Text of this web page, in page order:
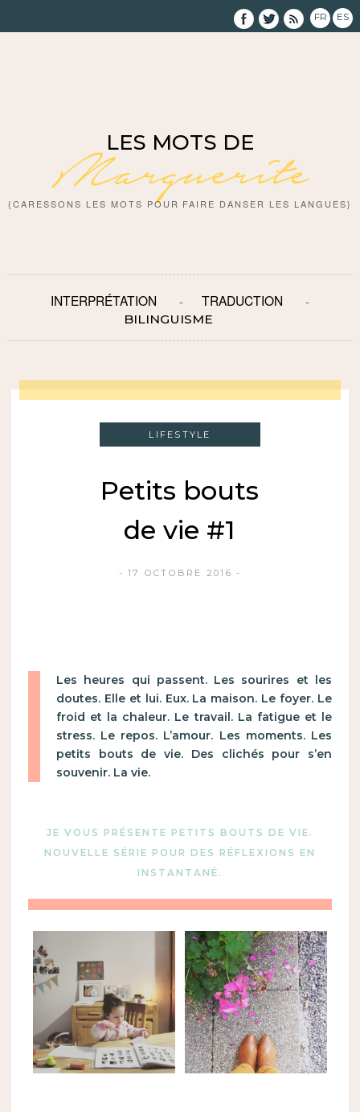
FR ES
LES MOTS DE
Marguerite
{CARESSONS LES MOTS POUR FAIRE DANSER LES LANGUES}
INTERPRÉTATION TRADUCTION
BILINGUISME
LIFESTYLE
Petits bouts
de vie #1
17 OCTOBRE 2016
Les heures qui passent. Les sourires et les
doutes. Elle et lui. Eux. La maison. Le foyer. Le
froid et la chaleur. Le travail. La fatigue et le
stress. Le repos. L’amour. Les moments. Les
petits bouts de vie. Des clichés pour s’en
souvenir. La vie.
JE VOUS PRÉSENTE PETITS BOUTS DE VIE.
NOUVELLE SÉRIE POUR DES RÉFLEXIONS EN
INSTANTANÉ.